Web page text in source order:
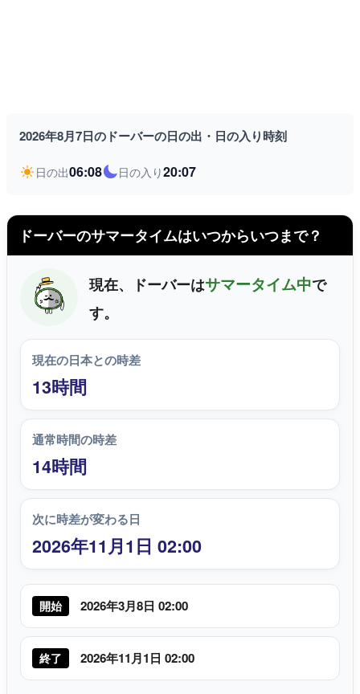
2026年8月7日のドーバーの日の出・日の入り時刻
日の出06:08 日の入り20:07
ドーバーのサマータイムはいつからいつまで？
現在、ドーバーはサマータイム中で
す。
現在の日本との時差
13時間
通常時間の時差
14時間
次に時差が変わる日
2026年11月1日 02:00
開始 2026年3月8日 02:00
終了 2026年11月1日 02:00